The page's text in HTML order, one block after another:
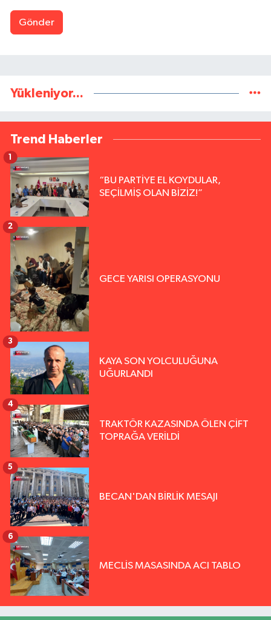
Gönder
Yükleniyor...
Trend Haberler
“BU PARTİYE EL KOYDULAR,
SEÇİLMİŞ OLAN BİZİZ!”
1
GECE YARISI OPERASYONU
2
KAYA SON YOLCULUĞUNA
UĞURLANDI
3
TRAKTÖR KAZASINDA ÖLEN ÇİFT
TOPRAĞA VERİLDİ
4
BECAN'DAN BİRLİK MESAJI
5
MECLİS MASASINDA ACI TABLO
6